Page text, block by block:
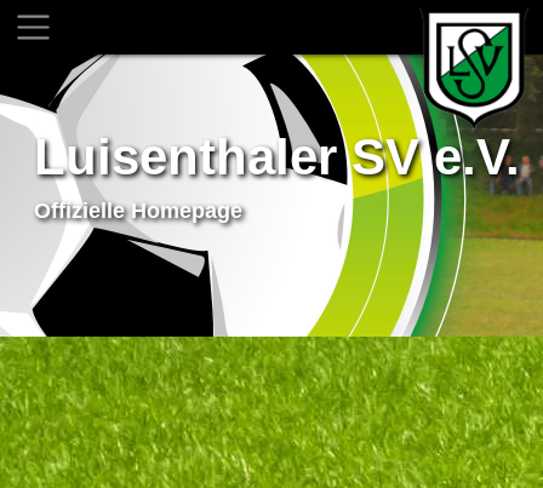
Luisenthaler SV e.V.
Offizielle Homepage